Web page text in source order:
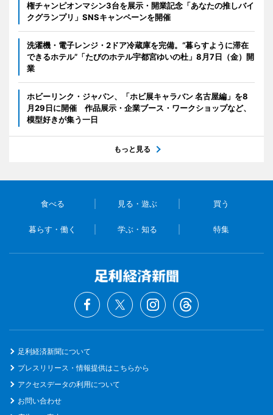
権チャンピオンマシン3台を展示・開業記念「あなたの推しバイ
クグランプリ」SNSキャンペーンを開催
洗濯機・電子レンジ・2ドア冷蔵庫を完備。“暮らすように滞在
できるホテル”「たびのホテル宇都宮ゆいの杜」8月7日（金）開
業
ホビーリンク・ジャパン、「ホビ展キャラバン 名古屋編」を8
月29日に開催 作品展示・企業ブース・ワークショップなど、
模型好きが集う一日
もっと見る
食べる 見る・遊ぶ 買う
暮らす・働く 学ぶ・知る 特集
足利経済新聞について
プレスリリース・情報提供はこちらから
アクセスデータの利用について
お問い合わせ